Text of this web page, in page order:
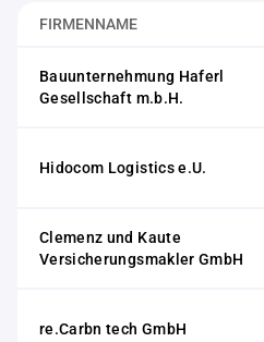
FIRMENNAME
Bauunternehmung Haferl
Gesellschaft m.b.H.
Hidocom Logistics e.U.
Clemenz und Kaute
Versicherungsmakler GmbH
re.Carbn tech GmbH